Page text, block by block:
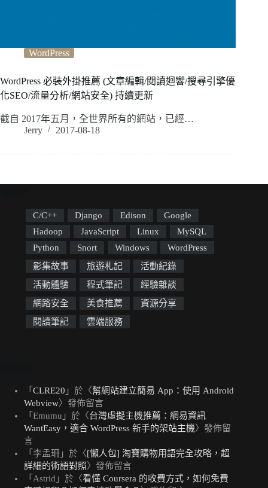
WordPress
WordPress 必裝外掛推薦 (文章編輯/閱讀迴響/搜尋引擎優
化SEO/流量分析/網站安全) 持續更新
截自 2017年五月，全世界所有的網站，已經…
Jerry
2017-08-18
C/C++ Django Edison
Google
Hadoop
JavaScript Linux
MySQL
Python
Snort Windows
WordPress
影集故事
旅遊札記
活動紀錄
活動體驗
程式筆記
經驗雜談
網路安全
美食推薦
資源分享
閱讀筆記
雲端服務
「 CLRE20 」於〈幫網站建立簡易 App：使用 Android
Webview〉發佈留言
「 Emumu 」於〈台灣虛擬主機推薦：網易資訊
WantEasy，適合 WordPress 新手的架站主機〉發佈留
言
「 李孟珊 」於〈[懶人包] 淘寶購物用語完全攻略，超
詳細的術語對照〉發佈留言
「 Astrid 」於〈看懂 Coursera 的收費方式，如何免費